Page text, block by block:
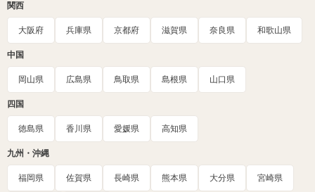
関西
大阪府 兵庫県 京都府 滋賀県 奈良県 和歌山県
中国
岡山県 広島県 鳥取県 島根県 山口県
四国
徳島県 香川県 愛媛県 高知県
九州・沖縄
福岡県 佐賀県 長崎県 熊本県 大分県 宮崎県